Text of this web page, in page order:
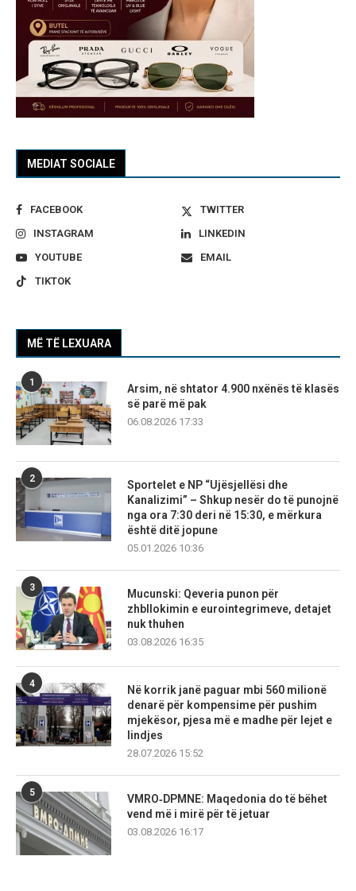
MEDIAT SOCIALE
FACEBOOK
TWITTER
INSTAGRAM
LINKEDIN
YOUTUBE
EMAIL
TIKTOK
MË TË LEXUARA
1
Arsim, në shtator 4.900 nxënës të klasës
së parë më pak
06.08.2026 17:33
2
Sportelet e NP “Ujësjellësi dhe
Kanalizimi” – Shkup nesër do të punojnë
nga ora 7:30 deri në 15:30, e mërkura
është ditë jopune
05.01.2026 10:36
3
Mucunski: Qeveria punon për
zhbllokimin e eurointegrimeve, detajet
nuk thuhen
03.08.2026 16:35
4
Në korrik janë paguar mbi 560 milionë
denarë për kompensime për pushim
mjekësor, pjesa më e madhe për lejet e
lindjes
28.07.2026 15:52
5
VMRO‑DPMNE: Maqedonia do të bëhet
vend më i mirë për të jetuar
03.08.2026 16:17